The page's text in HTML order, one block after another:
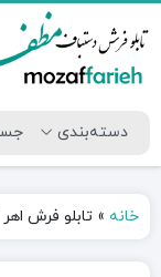
خانه » تابلو فرش